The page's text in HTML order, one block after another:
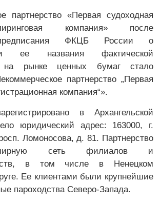
партнерство «Первая судоходная
клиринговая компания» после
ФКЦБ России о
ее названия фактической
на рынке ценных бумаг стало
партнерство „Первая
компания“».
в Архангельской
юридический адрес: 163000, г.
Ломоносова, д. 81. Партнерство
сеть филиалов и
в том числе в Ненецком
Ее клиентами были крупнейшие
пароходства Северо-Запада.